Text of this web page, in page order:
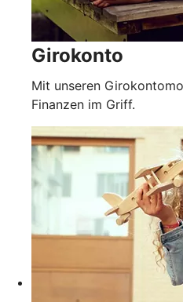
Girokonto
Mit unseren
Finanzen im Griff.